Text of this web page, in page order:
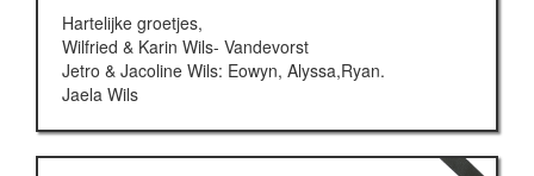
Hartelijke groetjes,
Wilfried & Karin Wils- Vandevorst
Jetro & Jacoline Wils: Eowyn, Alyssa,Ryan.
Jaela Wils